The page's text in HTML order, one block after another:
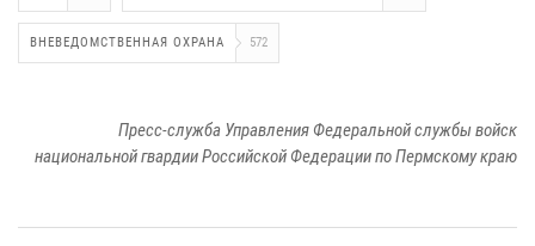
ВНЕВЕДОМСТВЕННАЯ ОХРАНА 572
Пресс-служба Управления Федеральной службы войск
национальной гвардии Российской Федерации по Пермскому краю